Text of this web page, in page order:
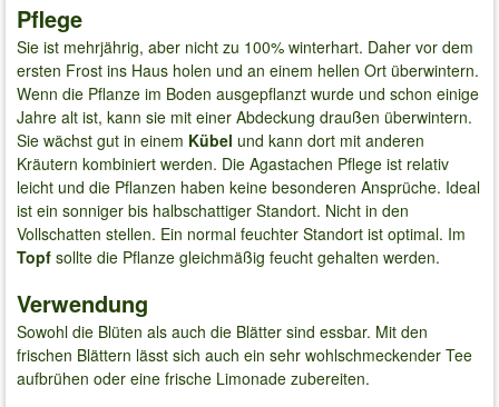
Pflege
Sie ist mehrjährig, aber nicht zu 100% winterhart. Daher vor dem
ersten Frost ins Haus holen und an einem hellen Ort überwintern.
Wenn die Pflanze im Boden ausgepflanzt wurde und schon einige
Jahre alt ist, kann sie mit einer Abdeckung draußen überwintern.
Sie wächst gut in einem Kübel und kann dort mit anderen
Kräutern kombiniert werden. Die Agastachen Pflege ist relativ
leicht und die Pflanzen haben keine besonderen Ansprüche. Ideal
ist ein sonniger bis halbschattiger Standort. Nicht in den
Vollschatten stellen. Ein normal feuchter Standort ist optimal. Im
Topf sollte die Pflanze gleichmäßig feucht gehalten werden.
Verwendung
Sowohl die Blüten als auch die Blätter sind essbar. Mit den
frischen Blättern lässt sich auch ein sehr wohlschmeckender Tee
aufbrühen oder eine frische Limonade zubereiten.